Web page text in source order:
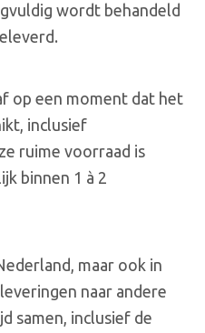
wordt behandeld
op een moment dat het
inclusief
ruime voorraad is
binnen 1 à 2
maar ook in
naar andere
samen, inclusief de